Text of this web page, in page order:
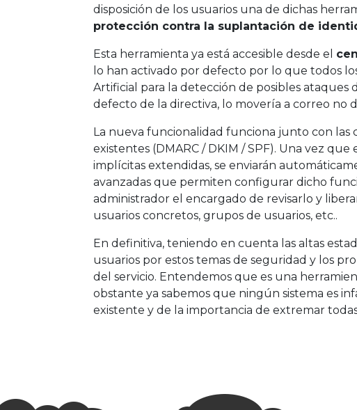
disposición de los usuarios una de dichas
protección contra la suplantación de
Esta herramienta ya está accesible desde el
lo han activado por defecto por lo que todos
Artificial para la detección de posibles
defecto de la directiva, lo movería a correo no
La nueva funcionalidad funciona junto con las
existentes (DMARC / DKIM / SPF). Una vez
implícitas extendidas, se enviarán
avanzadas que permiten configurar dicho
administrador el encargado de revisarlo y
usuarios concretos, grupos de usuarios, etc..
En definitiva, teniendo en cuenta las altas
usuarios por estos temas de seguridad y los
del servicio. Entendemos que es una
obstante ya sabemos que ningún sistema es
existente y de la importancia de extremar